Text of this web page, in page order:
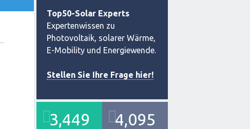
Top50-Solar Experts
Expertenwissen zu
Photovoltaik, solarer Wärme,
E-Mobility und Energiewende.
Stellen Sie Ihre Frage hier!
3,449 4,095